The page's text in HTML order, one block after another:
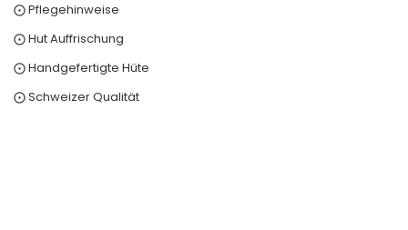
⨀ Pflegehinweise
⨀ Hut Auffrischung
⨀ Handgefertigte Hüte
⨀ Schweizer Qualität